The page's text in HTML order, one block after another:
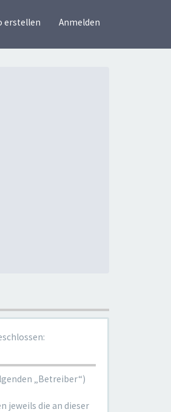
erstellen Anmelden
„Betreiber“)
jeweils die an dieser